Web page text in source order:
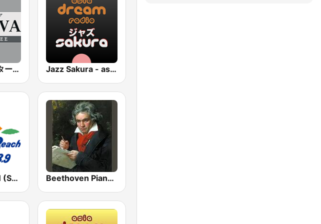
Ottava (オッターヴァ) Jazz Sakura - asia DREAM radio
湘南ビーチFM (Shonan Beach FM) Beethoven Piano Sonatas